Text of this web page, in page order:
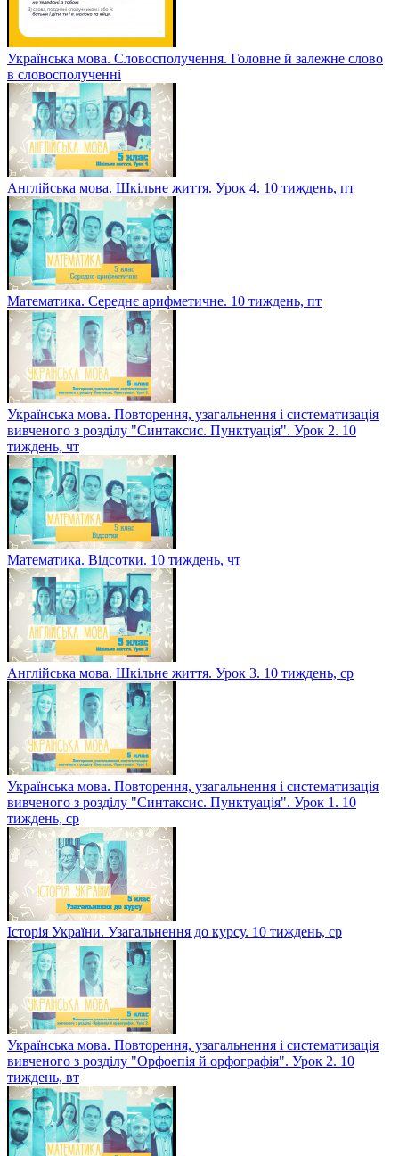
Українська мова. Словосполучення. Головне й залежне слово
в словосполученні
Англійська мова. Шкільне життя. Урок 4. 10 тиждень, пт
Математика. Середнє арифметичне. 10 тиждень, пт
Українська мова. Повторення, узагальнення і систематизація
вивченого з розділу "Синтаксис. Пунктуація". Урок 2. 10
тиждень, чт
Математика. Відсотки. 10 тиждень, чт
Англійська мова. Шкільне життя. Урок 3. 10 тиждень, ср
Українська мова. Повторення, узагальнення і систематизація
вивченого з розділу "Синтаксис. Пунктуація". Урок 1. 10
тиждень, ср
Історія України. Узагальнення до курсу. 10 тиждень, ср
Українська мова. Повторення, узагальнення і систематизація
вивченого з розділу "Орфоепія й орфографія". Урок 2. 10
тиждень, вт